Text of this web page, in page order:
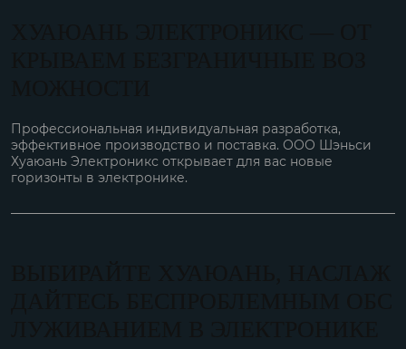
Профессиональная индивидуальная разработка,
эффективное производство и поставка. ООО Шэньси
Хуаюань Электроникс открывает для вас новые
горизонты в электронике.